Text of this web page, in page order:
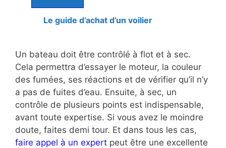
Le guide d’achat d’un voilier
Un bateau doit être contrôlé à flot et à sec.
Cela permettra d’essayer le moteur, la couleur
des fumées, ses réactions et de vérifier qu’il n’y
a pas de fuites d’eau. Ensuite, à sec, un
contrôle de plusieurs points est indispensable,
avant toute expertise. Si vous avez le moindre
doute, faites demi tour. Et dans tous les cas,
faire appel à un expert peut être une excellente